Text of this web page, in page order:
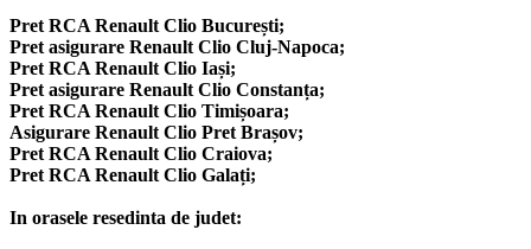
Pret RCA Renault Clio București;
Pret asigurare Renault Clio Cluj-Napoca;
Pret RCA Renault Clio Iași;
Pret asigurare Renault Clio Constanța;
Pret RCA Renault Clio Timișoara;
Asigurare Renault Clio Pret Brașov;
Pret RCA Renault Clio Craiova;
Pret RCA Renault Clio Galați;
In orasele resedinta de judet: